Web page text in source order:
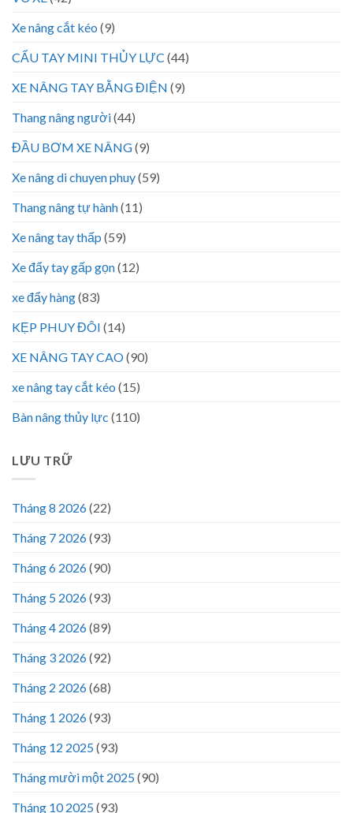
Xe nâng cắt kéo (9)
CẨU TAY MINI THỦY LỰC (44)
XE NÂNG TAY BẰNG ĐIỆN (9)
Thang nâng người(44)
ĐẦU BƠM XE NÂNG(9)
Xe nâng di chuyen phuy(59)
Thang nâng tự hành(11)
Xe nâng tay thấp (59)
Xe đẩy tay gấp gọn(12)
xe đẩy hàng(83)
KẸP PHUY ĐÔI (14)
XE NÂNG TAY CAO(90)
xe nâng tay cắt kéo (15)
Bàn nâng thủy lực (110)
LƯU TRỮ
Tháng 8 2026(22)
Tháng 7 2026(93)
Tháng 6 2026(90)
Tháng 5 2026(93)
Tháng 4 2026(89)
Tháng 3 2026(92)
Tháng 2 2026(68)
Tháng 1 2026(93)
Tháng 12 2025(93)
Tháng mười một 2025(90)
Tháng 10 2025(93)